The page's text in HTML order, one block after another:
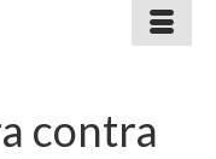
contra